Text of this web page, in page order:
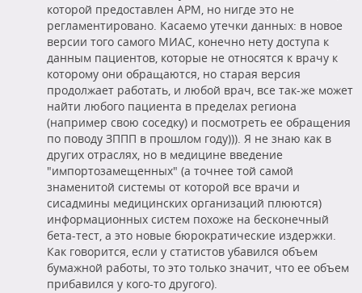
которой предоставлен АРМ, но нигде это не
регламентировано. Касаемо утечки данных: в новое
версии того самого МИАС, конечно нету доступа к
данным пациентов, которые не относятся к врачу к
которому они обращаются, но старая версия
продолжает работать, и любой врач, все так-же может
найти любого пациента в пределах региона
(например свою соседку) и посмотреть ее обращения
по поводу ЗППП в прошлом году))). Я не знаю как в
других отраслях, но в медицине введение
"импортозамещенных" (а точнее той самой
знаменитой системы от которой все врачи и
сисадмины медицинских организаций плюются)
информационных систем похоже на бесконечный
бета-тест, а это новые бюрократические издержки.
Как говорится, если у статистов убавился объем
бумажной работы, то это только значит, что ее объем
прибавился у кого-то другого).